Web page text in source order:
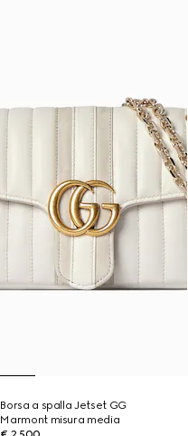
Borsa a spalla Jetset GG
Marmont misura media